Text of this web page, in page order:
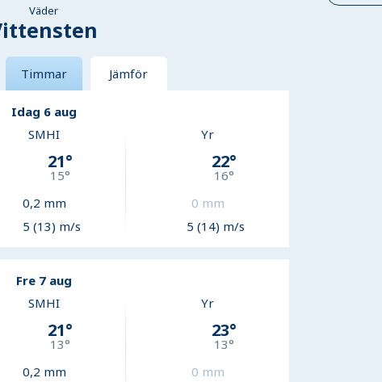
Väder
Timmar Jämför
Idag 6 aug
SMHI
21°
15°
0,2 mm
5 (13) m/s
Yr
22°
16°
0 mm
5 (14) m/s
Fre 7 aug
SMHI
21°
13°
0,2 mm
Yr
23°
13°
0 mm